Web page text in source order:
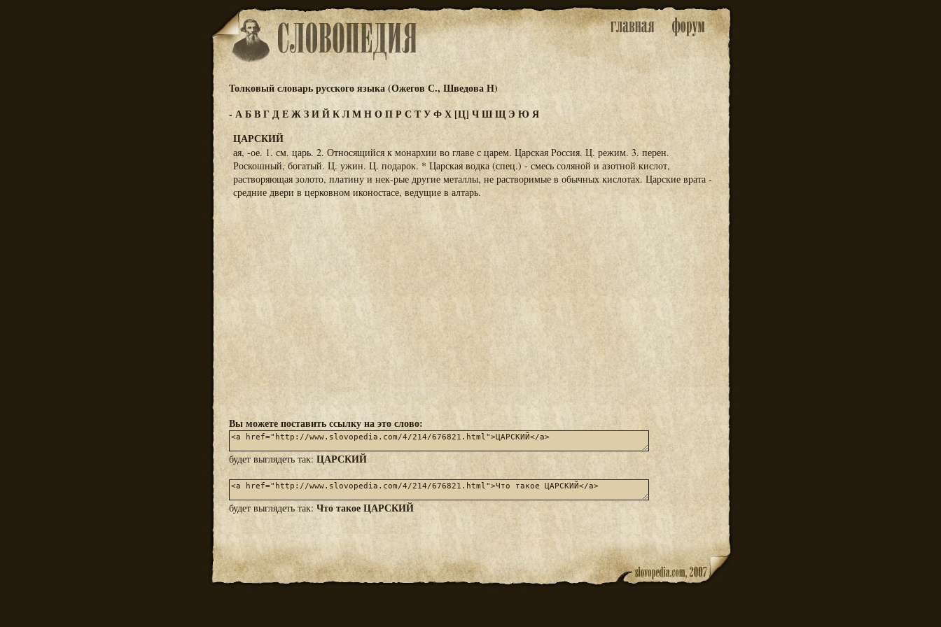
Толковый словарь русского языка (Ожегов С., Шведова Н)
-АБВГДЕЖЗИЙКЛМНОПРСТУФХ [Ц] ЧШЩЭ Ю Я
ЦАРСКИЙ
ая, -ое. 1. см. царь. 2. Относящийся к монархии во главе с царем. Царская Россия. Ц. режим. 3. перен.
Роскошный, богатый. Ц. ужин. Ц. подарок. * Царская водка (спец.) - смесь соляной и азотной кислот,
растворяющая золото, платину и нек-рые другие металлы, не растворимые в обычных кислотах. Царские врата -
средние двери в церковном иконостасе, ведущие в алтарь.
Вы можете поставить ссылку на это слово:
будет выглядеть так: ЦАРСКИЙ
будет выглядеть так: Что такое ЦАРСКИЙ